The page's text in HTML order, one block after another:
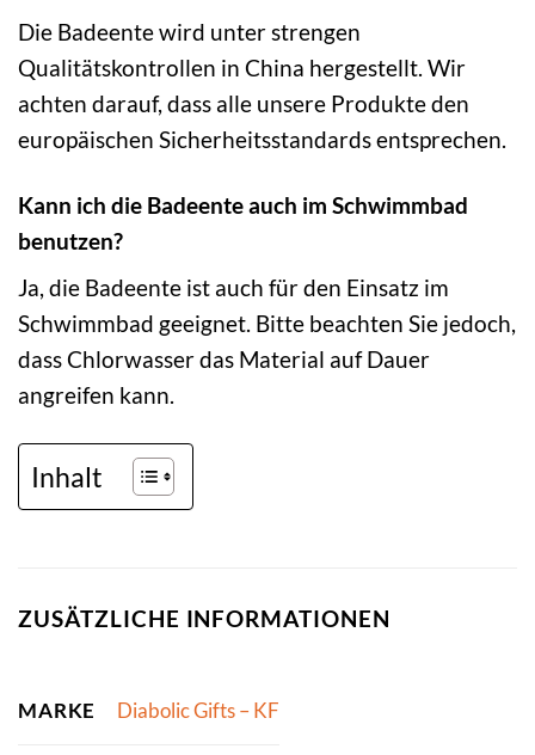
Die Badeente wird unter strengen
Qualitätskontrollen in China hergestellt. Wir
achten darauf, dass alle unsere Produkte den
europäischen Sicherheitsstandards entsprechen.
Kann ich die Badeente auch im Schwimmbad
benutzen?
Ja, die Badeente ist auch für den Einsatz im
Schwimmbad geeignet. Bitte beachten Sie jedoch,
dass Chlorwasser das Material auf Dauer
angreifen kann.
Inhalt
ZUSÄTZLICHE INFORMATIONEN
MARKE Diabolic Gifts – KF